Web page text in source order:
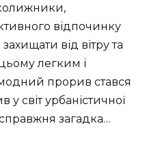
відпочинку
від вітру та
легким і
прорив стався
у світ урбаністичної
загадка…